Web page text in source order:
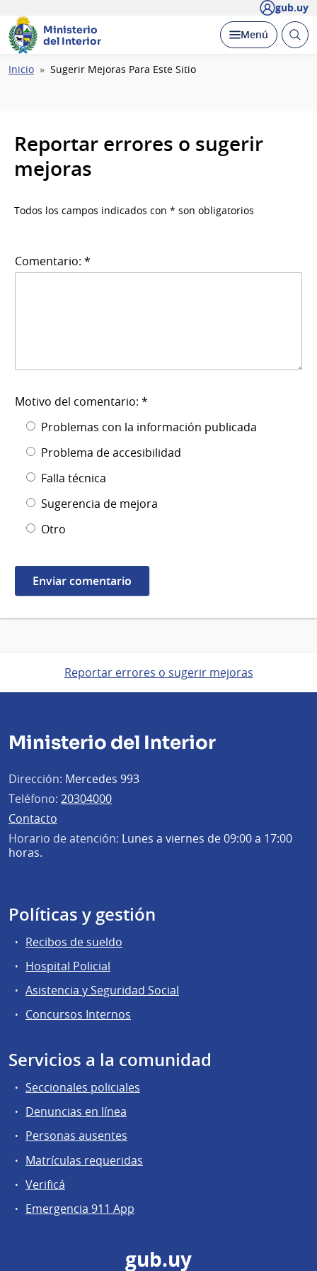
gub.uy
Ministerio
del Interior
Desplegar
Menú Abrir
Ruta
Inicio Sugerir Mejoras Para Este Sitio
Reportar errores o sugerir
mejoras
Todos los campos indicados con * son obligatorios
Comentario: *
Motivo del comentario: *
Problemas con la información publicada
Problema de accesibilidad
Falla técnica
Sugerencia de mejora
Otro
Reportar errores o sugerir mejoras
Ministerio del Interior
Dirección: Mercedes 993
Teléfono: 20304000
Contacto
Horario de atención: Lunes a viernes de 09:00 a 17:00
horas.
Políticas y gestión
Recibos de sueldo
Hospital Policial
Asistencia y Seguridad Social
Concursos Internos
Servicios a la comunidad
Seccionales policiales
Denuncias en línea
Personas ausentes
Matrículas requeridas
Verificá
Emergencia 911 App
gub.uy